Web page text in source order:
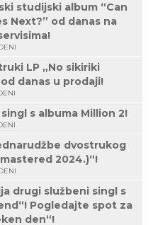
studijski album “Can
Next?” od danas na
LP „No sikiriki
danas u prodaji!
s albuma Million 2!
dvostrukog
2024.)“!
drugi službeni singl s
Pogledajte spot za
den“!